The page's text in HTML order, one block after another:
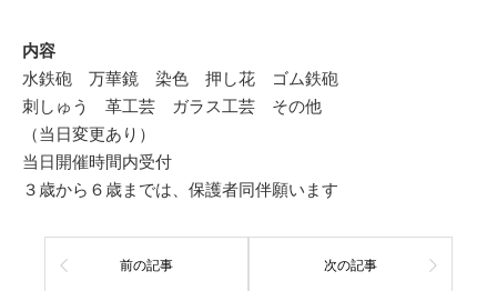
内容
水鉄砲 万華鏡 染色 押し花 ゴム鉄砲
刺しゅう 革工芸 ガラス工芸 その他
（当日変更あり）
当日開催時間内受付
３歳から６歳までは、保護者同伴願います
前の記事 次の記事